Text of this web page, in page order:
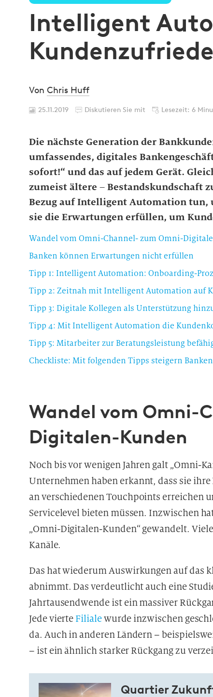
Intelligent
Von Chris Huff
25.11.2019 Diskutieren Sie mit Lesezeit: 6
Die nächste Generation der
umfassendes, digitales
sofort!“ und das auf jedem Gerät.
zumeist ältere – Bestandskundschaft
Bezug auf Intelligent Automation tun,
sie die Erwartungen erfüllen, um
Wandel vom Omni-Channel- zum Omni-
Banken können Erwartungen nicht erfüllen
Tipp 1: Intelligent Automation: Onboarding-
Tipp 2: Zeitnah mit Intelligent Automation auf
Tipp 3: Digitale Kollegen als Unterstützung
Tipp 4: Mit Intelligent Automation die
Tipp 5: Mitarbeiter zur Beratungsleistung
Checkliste: Mit folgenden Tipps steigern
Wandel vom Omni-
Digitalen-Kunden
Noch bis vor wenigen Jahren galt „Omni-
Unternehmen haben erkannt, dass sie
an verschiedenen Touchpoints erreichen
Servicelevel bieten müssen. Inzwischen
„Omni-Digitalen-Kunden“ gewandelt.
Kanäle.
Das hat wiederum Auswirkungen auf das
abnimmt. Das verdeutlicht auch eine
Jahrtausendwende ist ein massiver
Jede vierte Filialewurde inzwischen
da. Auch in anderen Ländern –
– ist ein ähnlich starker Rückgang zu
Quartier